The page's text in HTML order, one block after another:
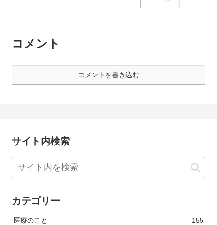
コメント
コメントを書き込む
サイト内検索
カテゴリー
医療のこと 155